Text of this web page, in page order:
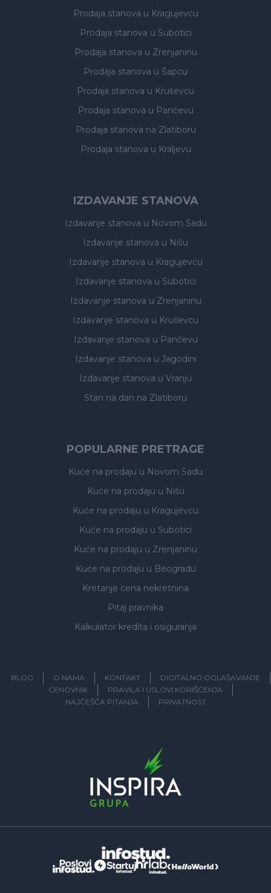
Prodaja stanova u Kragujevcu
Prodaja stanova u Subotici
Prodaja stanova u Zrenjaninu
Prodaja stanova u Šapcu
Prodaja stanova u Kruševcu
Prodaja stanova u Pančevu
Prodaja stanova na Zlatiboru
Prodaja stanova u Kraljevu
IZDAVANJE STANOVA
Izdavanje stanova u Novom Sadu
Izdavanje stanova u Nišu
Izdavanje stanova u Kragujevcu
Izdavanje stanova u Subotici
Izdavanje stanova u Zrenjaninu
Izdavanje stanova u Kruševcu
Izdavanje stanova u Pančevu
Izdavanje stanova u Jagodini
Izdavanje stanova u Vranju
Stan na dan na Zlatiboru
POPULARNE PRETRAGE
Kuće na prodaju u Novom Sadu
Kuće na prodaju u Nišu
Kuće na prodaju u Kragujevcu
Kuće na prodaju u Subotici
Kuće na prodaju u Zrenjaninu
Kuće na prodaju u Beogradu
Kretanje cena nekretnina
Pitaj pravnika
Kalkulator kredita i osiguranja
BLOG O NAMA KONTAKT
DIGITALNO OGLAŠAVANJE
CENOVNIK
PRAVILA I USLOVI KORIŠĆENJA
NAJČEŠĆA PITANJA
PRIVATNOST